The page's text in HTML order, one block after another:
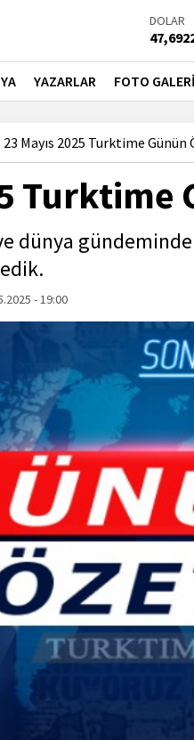
BIST-100
YAZARLAR FOTO GALERİ
23 Mayıs 2025 Turktime Günün
Turktime
dünya
- 19:00